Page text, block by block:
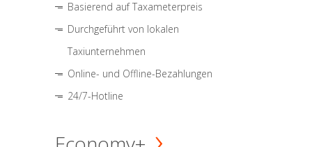
Basierend auf Taxameterpreis
Durchgeführt von lokalen
Taxiunternehmen
Online- und Offline-Bezahlungen
24/7-Hotline